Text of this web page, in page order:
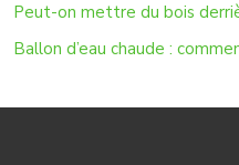
Peut-on mettre du bois
Ballon d’eau chaude :